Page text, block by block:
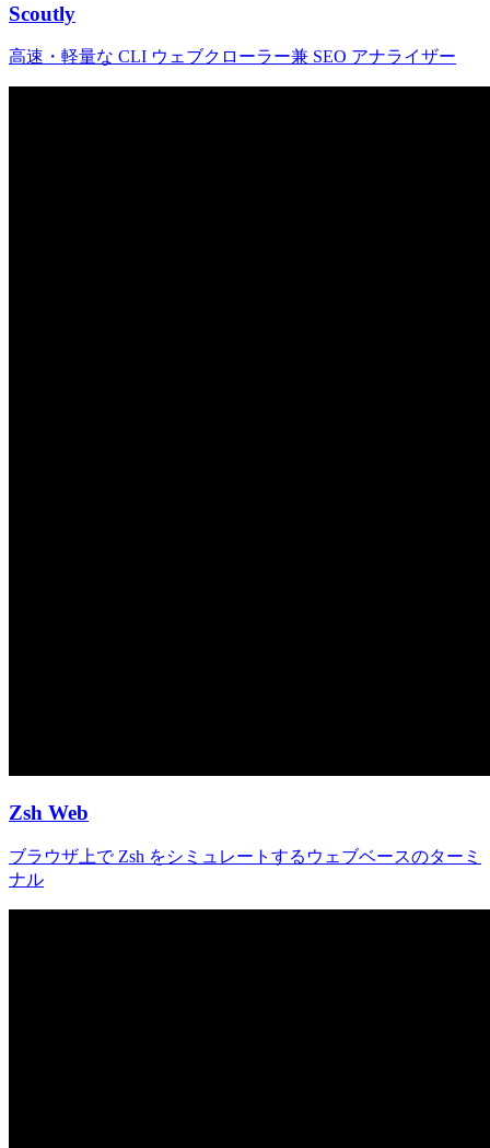
Scoutly
高速・軽量な CLI ウェブクローラー兼 SEO アナライザー
Zsh Web
ブラウザ上で Zsh をシミュレートするウェブベースのターミ
ナル